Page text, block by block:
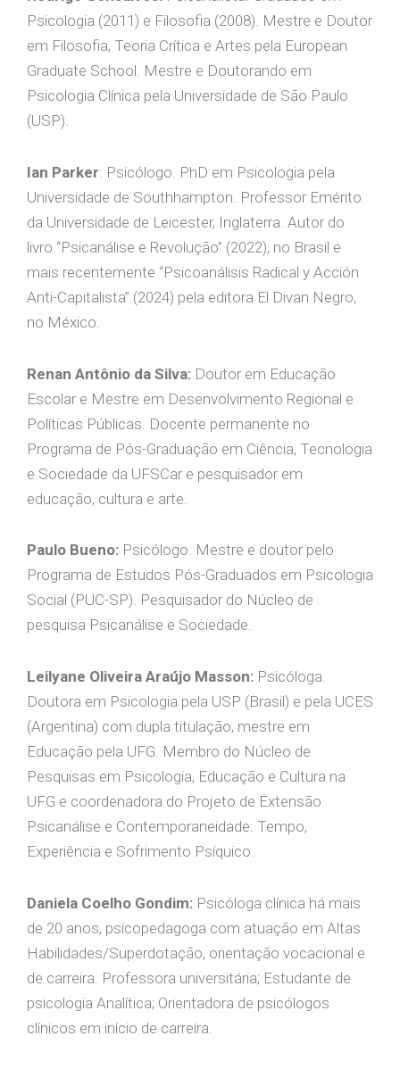
Psicologia (2011) e Filosofia (2008). Mestre e Doutor
em Filosofia, Teoria Crítica e Artes pela European
Graduate School. Mestre e Doutorando em
Psicologia Clínica pela Universidade de São Paulo
(USP).
Ian Parker: Psicólogo. PhD em Psicologia pela
Universidade de Southhampton. Professor Emérito
da Universidade de Leicester, Inglaterra. Autor do
livro “Psicanálise e Revolução” (2022), no Brasil e
mais recentemente “Psicoanálisis Radical y Acción
Anti-Capitalista” (2024) pela editora El Divan Negro,
no México.
Renan Antônio da Silva: Doutor em Educação
Escolar e Mestre em Desenvolvimento Regional e
Políticas Públicas. Docente permanente no
Programa de Pós-Graduação em Ciência, Tecnologia
e Sociedade da UFSCar e pesquisador em
educação, cultura e arte.
Paulo Bueno: Psicólogo. Mestre e doutor pelo
Programa de Estudos Pós-Graduados em Psicologia
Social (PUC-SP). Pesquisador do Núcleo de
pesquisa Psicanálise e Sociedade.
Leilyane Oliveira Araújo Masson: Psicóloga.
Doutora em Psicologia pela USP (Brasil) e pela UCES
(Argentina) com dupla titulação, mestre em
Educação pela UFG. Membro do Núcleo de
Pesquisas em Psicologia, Educação e Cultura na
UFG e coordenadora do Projeto de Extensão
Psicanálise e Contemporaneidade: Tempo,
Experiência e Sofrimento Psíquico.
Daniela Coelho Gondim: Psicóloga clínica há mais
de 20 anos, psicopedagoga com atuação em Altas
Habilidades/Superdotação, orientação vocacional e
de carreira. Professora universitária; Estudante de
psicologia Analítica; Orientadora de psicólogos
clínicos em início de carreira.